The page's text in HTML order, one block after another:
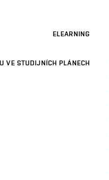
ELEARNING
VE STUDIJNÍCH PLÁNECH